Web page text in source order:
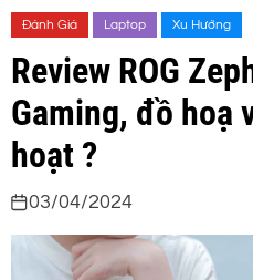
Đánh Giá Laptop Xu Hướng
Review ROG
Gaming, đồ hoạ
hoạt ?
03/04/2024